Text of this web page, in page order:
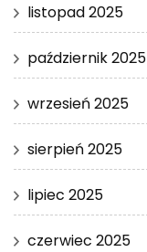
listopad 2025
październik 2025
wrzesień 2025
sierpień 2025
lipiec 2025
czerwiec 2025